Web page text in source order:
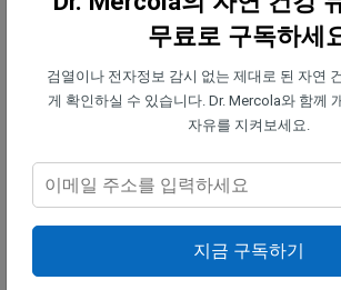
•이러한 유제품 지방은 다양한 만성
OCFA 혈중 농도가 높을
병, 심혈관 질환, 비만, 지방간, 염증,
낮아지는 것으로 보고돼 있다. 이러한
•생유(raw milk)는 장 건강과 면역
유기농 방목 환경에서
에는 소화와 면역 기능을 돕는 활성
무료로 구독하세
검열이나 전자정보 감시 없는 제대로 된 자연
게 확인하실 수 있습니다. Dr. Mercola와 함께
자유를 지켜보세요.
지금 구독하기